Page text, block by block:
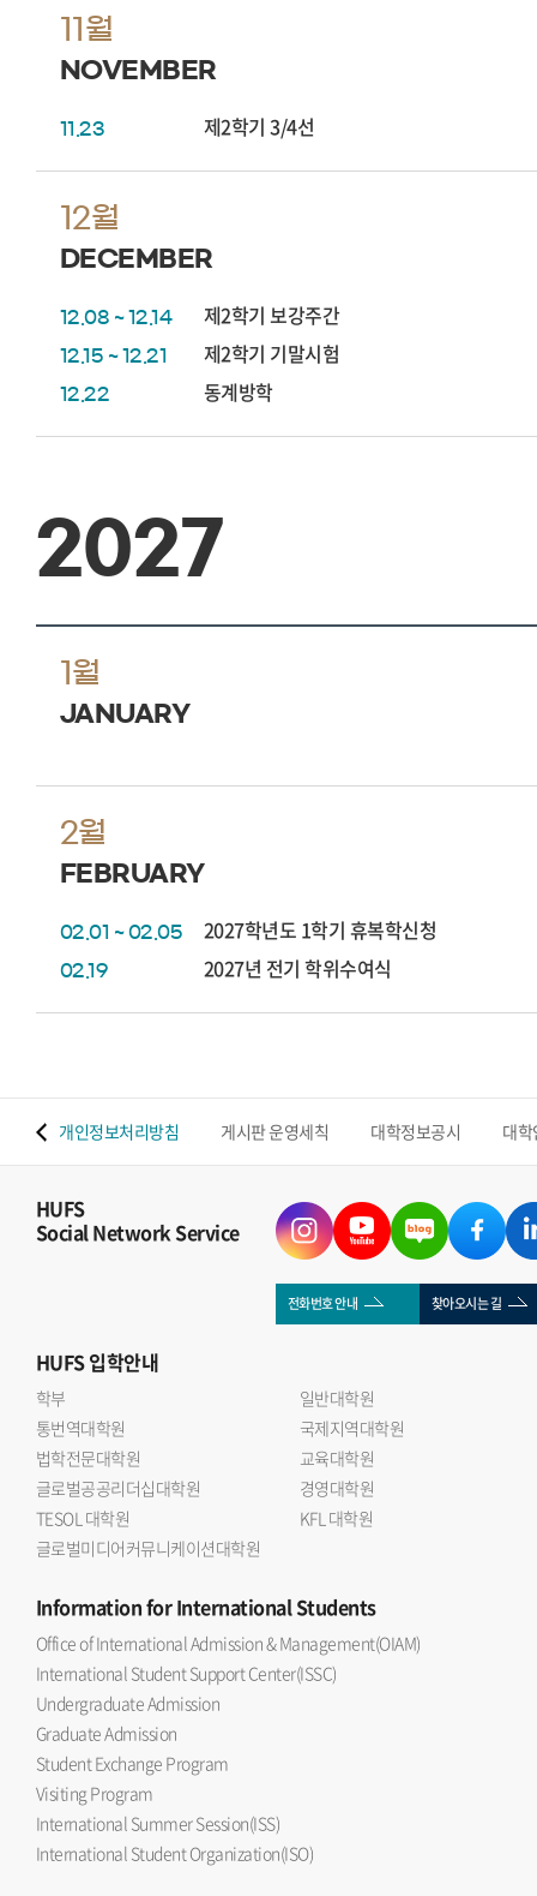
11월
NOVEMBER
11.23 제2학기 3/4선
12월
DECEMBER
12.08 ~ 12.14 제2학기 보강주간
12.15 ~ 12.21 제2학기 기말시험
12.22 동계방학
2027
1월
JANUARY
2월
FEBRUARY
02.01 ~ 02.05 2027학년도 1학기 휴복학신청
02.19 2027년 전기 학위수여식
개인정보처리방침 게시판 운영세칙 대학정보공시 대
HUFS
Social Network Service
전화번호 안내 찾아오시는 길
HUFS입학안내
학부
일반대학원
통번역대학원
국제지역대학원
법학전문대학원
교육대학원
글로벌공공리더십대학원
경영대학원
TESOL 대학원
KFL 대학원
글로벌미디어커뮤니케이션대학원
Informationfor International Students
Office of International Admission & Management(OIAM)
International Student Support Center(ISSC)
Undergraduate Admission
Graduate Admission
Student Exchange Program
Visiting Program
International Summer Session(ISS)
International Student Organization(ISO)